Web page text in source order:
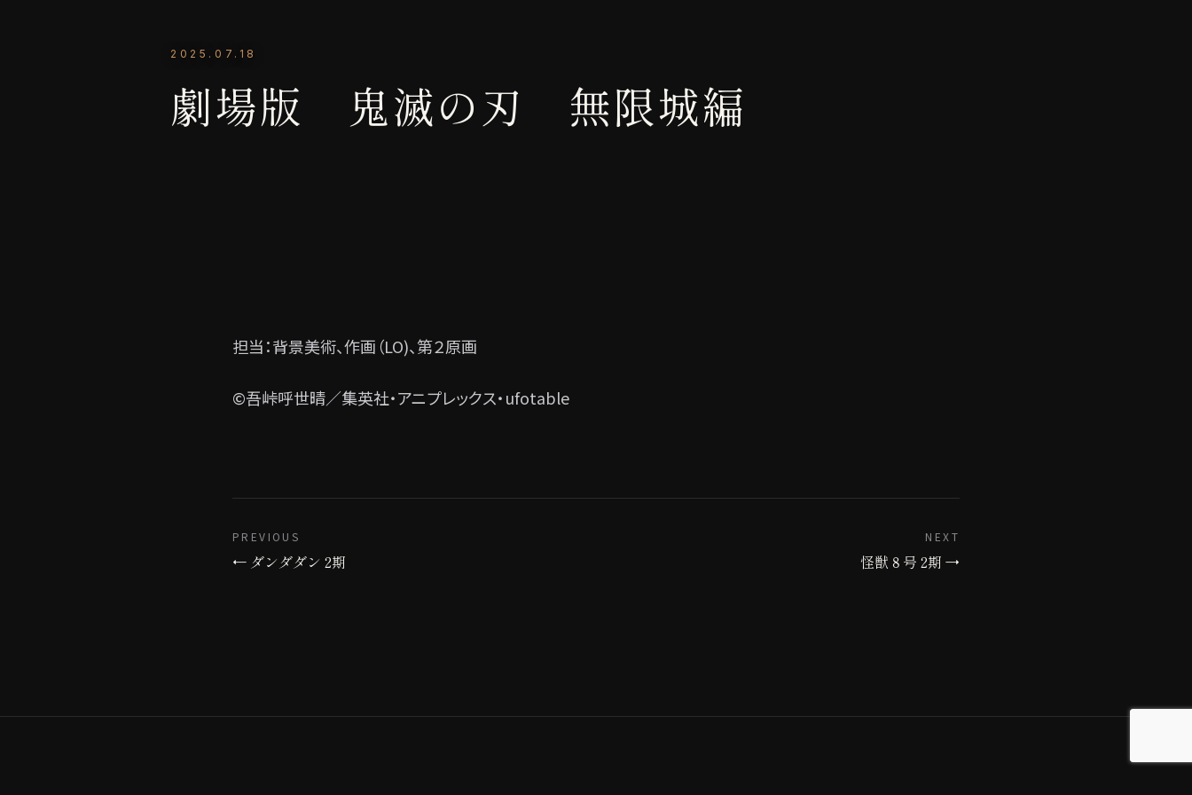
2025.07.18
劇場版 鬼滅の刃 無限城編
担当：背景美術、作画（LO)、第２原画
©吾峠呼世晴／集英社・アニプレックス・ufotable
PREVIOUS
← ダンダダン 2期
NEXT
怪獣８号 2期 →